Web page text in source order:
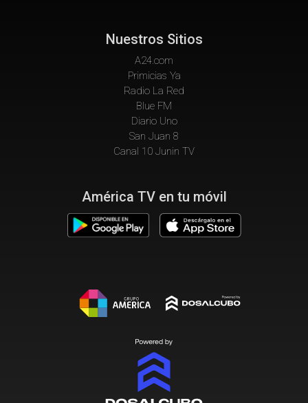
Nuestros Sitios
A24.com
Primicias Ya
Radio La Red
Blue FM
Diario Uno
San Juan 8
Canal 10 Junin TV
América TV en tu móvil